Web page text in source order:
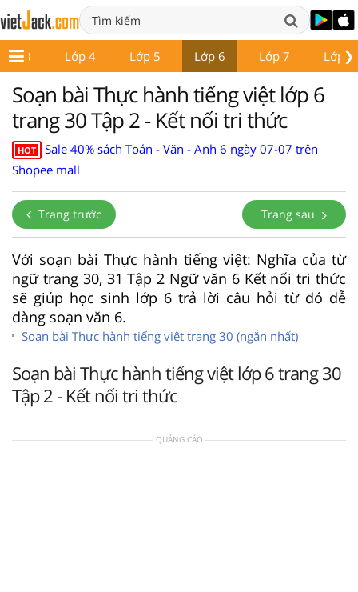
❯
Lớp 3 Lớp 4 Lớp 5 Lớp 6 Lớp 7 Lớp 8
Soạn bài Thực hành tiếng việt lớp 6
trang 30 Tập 2 - Kết nối tri thức
HOT
Sale 40% sách Toán - Văn - Anh 6 ngày 07-07 trên
Shopee mall
Trang trước Trang sau
Với soạn bài Thực hành tiếng việt: Nghĩa của từ
ngữ trang 30, 31 Tập 2 Ngữ văn 6 Kết nối tri thức
sẽ giúp học sinh lớp 6 trả lời câu hỏi từ đó dễ
dàng soạn văn 6.
Soạn bài Thực hành tiếng việt trang 30 (ngắn nhất)
Soạn bài Thực hành tiếng việt lớp 6 trang 30
Tập 2 - Kết nối tri thức
QUẢNG CÁO